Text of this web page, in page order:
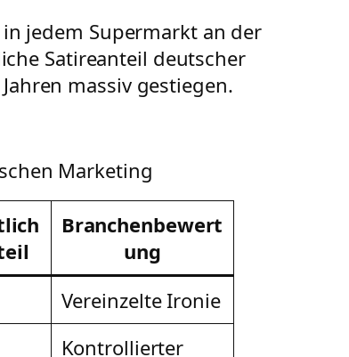
jedem Supermarkt an der
Satireanteil deutscher
massiv gestiegen.
Marketing
Branchenbewert
ung
Vereinzelte Ironie
Kontrollierter